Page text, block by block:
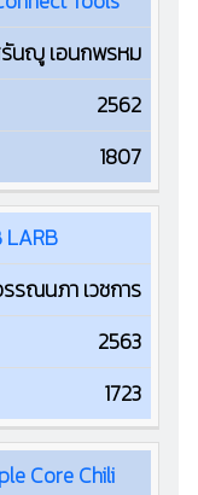
นญู เอนกพรหม
2562
1807
LARB
รณนภา เวชการ
2563
1723
Core Chili